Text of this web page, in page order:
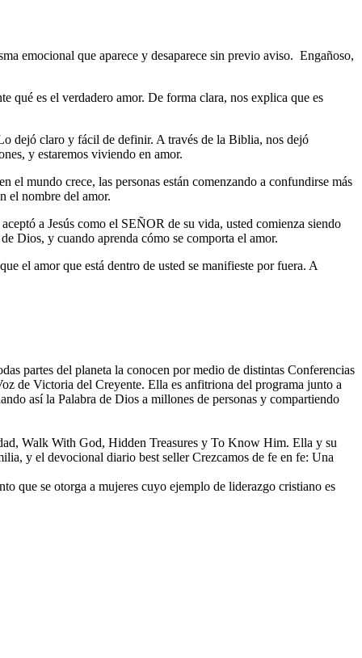
emocional que aparece y desaparece sin previo aviso. Engañoso,
qué es el verdadero amor. De forma clara, nos explica que es
dejó claro y fácil de definir. A través de la Biblia, nos dejó
y estaremos viviendo en amor.
el mundo crece, las personas están comenzando a confundirse más
el nombre del amor.
a Jesús como el SEÑOR de su vida, usted comienza siendo
Dios, y cuando aprenda cómo se comporta el amor.
el amor que está dentro de usted se manifieste por fuera. A
partes del planeta la conocen por medio de distintas Conferencias
de Victoria del Creyente. Ella es anfitriona del programa junto a
así la Palabra de Dios a millones de personas y compartiendo
Walk With God, Hidden Treasures y To Know Him. Ella y su
y el devocional diario best seller Crezcamos de fe en fe: Una
que se otorga a mujeres cuyo ejemplo de liderazgo cristiano es